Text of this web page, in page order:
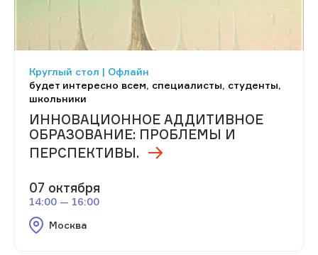
Круглый стол | Офлайн
будет интересно всем, специалисты, студенты,
школьники
ИННОВАЦИОННОЕ АДДИТИВНОЕ
ОБРАЗОВАНИЕ: ПРОБЛЕМЫ И
ПЕРСПЕКТИВЫ.
07 октября
14:00 — 16:00
Москва